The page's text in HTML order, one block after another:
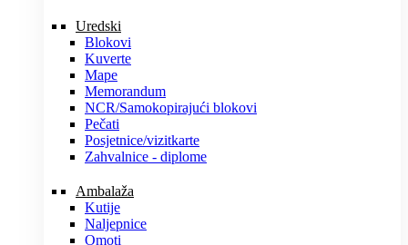
Uredski
Blokovi
Kuverte
Mape
Memorandum
NCR/Samokopirajući blokovi
Pečati
Posjetnice/vizitkarte
Zahvalnice - diplome
Ambalaža
Kutije
Naljepnice
Omoti